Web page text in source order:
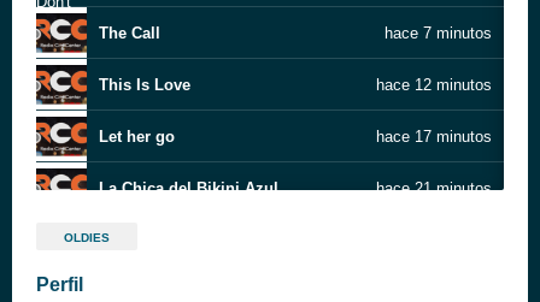
The Call hace 7 minutos
This Is Love hace 12 minutos
Let her go hace 17 minutos
La Chica del Bikini Azul hace 21 minutos
Web Cam
OLDIES
Perfil